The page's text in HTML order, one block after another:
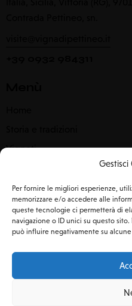
Gestisci
Per fornire le migliori esperienze,
memorizzare e/o accedere alle
queste tecnologie ci permetterà di
navigazione o ID unici su questo
può influire negativamente su
Vigneti
Experiences
Sostenibilità
Contattaci
Rimaniamo in